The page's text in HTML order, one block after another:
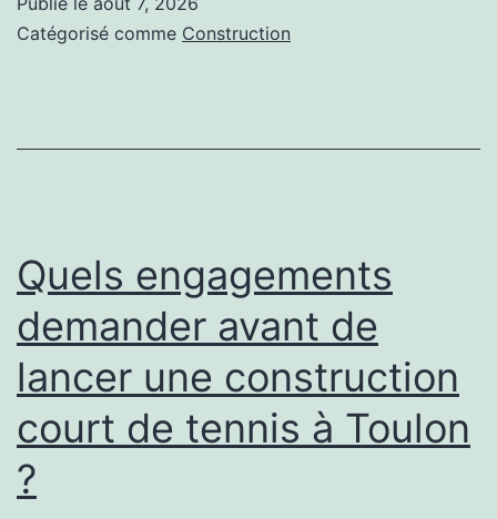
terrain
couvert
et
un
terrain
Catégorisé comme Construction
Quels engagements
demander avant de
lancer une construction
court de tennis à Toulon
?